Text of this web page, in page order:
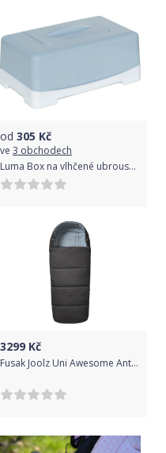
od 305 Kč
ve 3 obchodech
Luma Box na vlhčené ubrousky Celestial Blue
3299 Kč
Fusak Joolz Uni Awesome Anthracite